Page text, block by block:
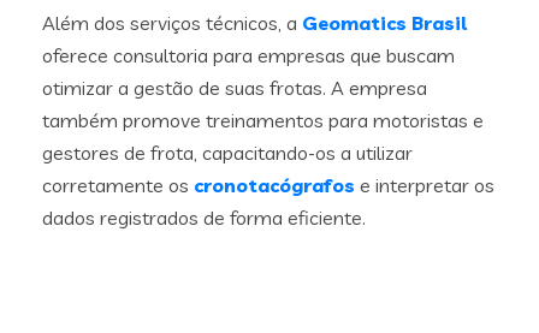
Além dos serviços técnicos, a Geomatics Brasil
oferece consultoria para empresas que buscam
otimizar a gestão de suas frotas. A empresa
também promove treinamentos para motoristas e
gestores de frota, capacitando-os a utilizar
corretamente os cronotacógrafos e interpretar os
dados registrados de forma eficiente.